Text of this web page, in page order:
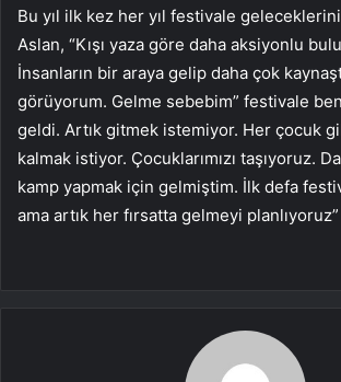
Bu yıl ilk kez her yıl festivale
Aslan, “Kışı yaza göre daha aksiyonlu
İnsanların bir araya gelip daha çok
görüyorum. Gelme sebebim” festivale
geldi. Artık gitmek istemiyor. Her çocuk
kalmak istiyor. Çocuklarımızı taşıyoruz.
kamp yapmak için gelmiştim. İlk defa
ama artık her fırsatta gelmeyi